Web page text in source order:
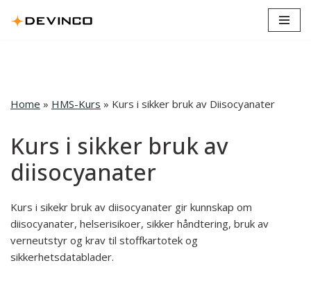
Home » HMS-Kurs » Kurs i sikker bruk av Diisocyanater
Kurs i sikker bruk av
diisocyanater
Kurs i sikekr bruk av diisocyanater gir kunnskap om
diisocyanater, helserisikoer, sikker håndtering, bruk av
verneutstyr og krav til stoffkartotek og
sikkerhetsdatablader.